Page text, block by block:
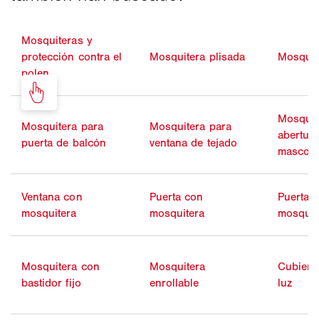
Mosquiteras y
protección contra el
polen
Mosquitera plisada
Mosquitera para
puerta de balcón
Mosquitera para
ventana de tejado
Ventana con
mosquitera
Puerta con
mosquitera
Puerta
Mosquitera con
bastidor fijo
Mosquitera
enrollable
luz